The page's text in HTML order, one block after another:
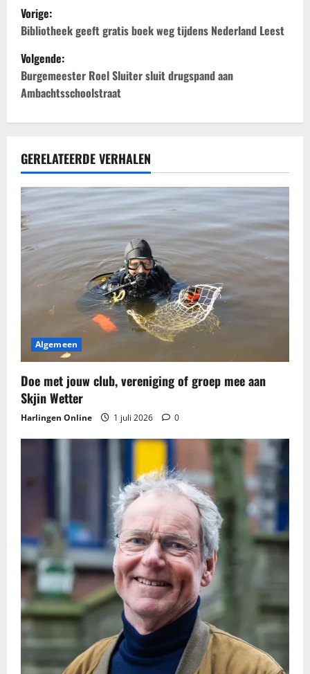
B
e
r
i
c
h
t
n
a
a
t
i
e
Vorige:
Bibliotheek geeft gratis boek weg tijdens Nederland Leest
Volgende:
Burgemeester Roel Sluiter sluit drugspand aan
Ambachtsschoolstraat
GERELATEERDE VERHALEN
Algemeen
Doe met jouw club, vereniging of groep mee aan
Skjin Wetter
Harlingen Online 1 juli 2026 0